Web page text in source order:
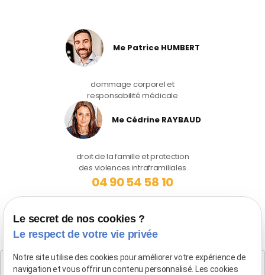
Me Patrice HUMBERT
dommage corporel et
responsabilité médicale
Me Cédrine RAYBAUD
droit de la famille et protection
des violences intraframiliales
04 90 54 58 10
Cabinet SALON DE PROVENCE
Le secret de nos cookies ?
Le respect de votre vie privée
Notre site utilise des cookies pour améliorer votre expérience de
navigation et vous offrir un contenu personnalisé. Les cookies